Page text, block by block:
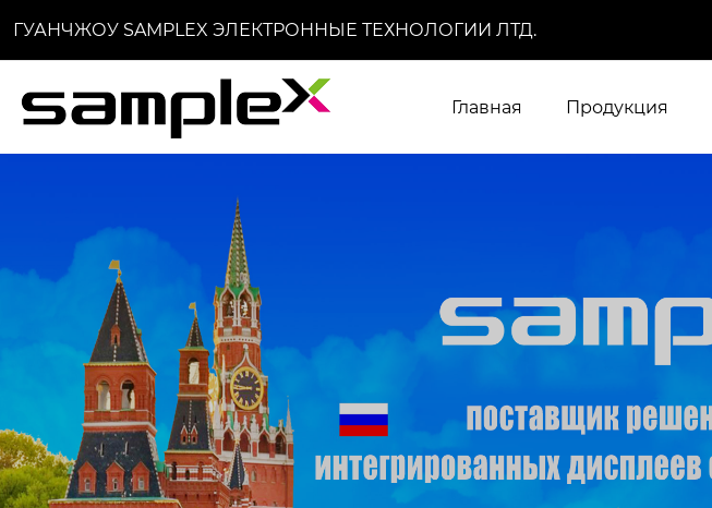
ГУАНЧЖОУ SAMPLEX ЭЛЕКТРОННЫЕ ТЕХНОЛОГИИ ЛТД.
Главная Продукция